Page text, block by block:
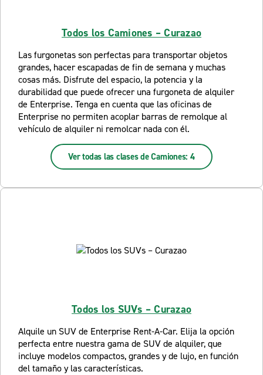
Todos los Camiones – Curazao
Las furgonetas son perfectas para transportar objetos
grandes, hacer escapadas de fin de semana y muchas
cosas más. Disfrute del espacio, la potencia y la
durabilidad que puede ofrecer una furgoneta de alquiler
de Enterprise. Tenga en cuenta que las oficinas de
Enterprise no permiten acoplar barras de remolque al
vehículo de alquiler ni remolcar nada con él.
Ver todas las clases de Camiones: 4
Todos los SUVs – Curazao
Alquile un SUV de Enterprise Rent-A-Car. Elija la opción
perfecta entre nuestra gama de SUV de alquiler, que
incluye modelos compactos, grandes y de lujo, en función
del tamaño y las características.